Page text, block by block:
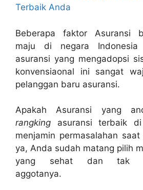
Terbaik Anda
Beberapa faktor Asuransi
maju di negara Indonesia
asuransi yang mengadopsi
konvensiaonal ini sangat
pelanggan baru asuransi.
Apakah Asuransi yang
rangking asuransi terbaik
menjamin permasalahan
ya, Anda sudah matang pilih
yang sehat dan tak
aggotanya.